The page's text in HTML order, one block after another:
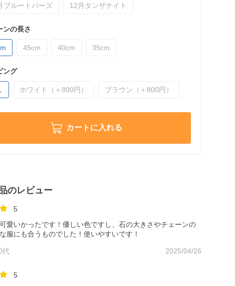
ブルートパーズ 12月タンザナイト
ンの長さ
45cm 40cm 35cm
ング
ホワイト（＋800円） ブラウン（＋800円）
カートに入れる
のレビュー
5
愛いかったです！優しい色ですし、石の大きさやチェーンの
服にも合うものでした！使いやすいです！
代 2025/04/26
5